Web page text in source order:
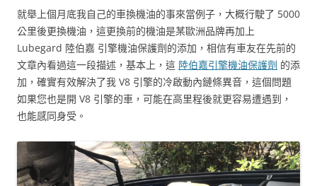
就舉上個月底我自己的車換機油的事來當例子，大概行駛了 5000
公里後更換機油，這更換前的機油是某歐洲品牌再加上
Lubegard 陸伯嘉 引擎機油保護劑的添加，相信有車友在先前的
文章內看過這一段描述，基本上，這 陸伯嘉引擎機油保護劑 的添
加，確實有效解決了我 V8 引擎的冷啟動內鏈條異音，這個問題
如果您也是開 V8 引擎的車，可能在高里程後就更容易遭遇到，
也能感同身受。